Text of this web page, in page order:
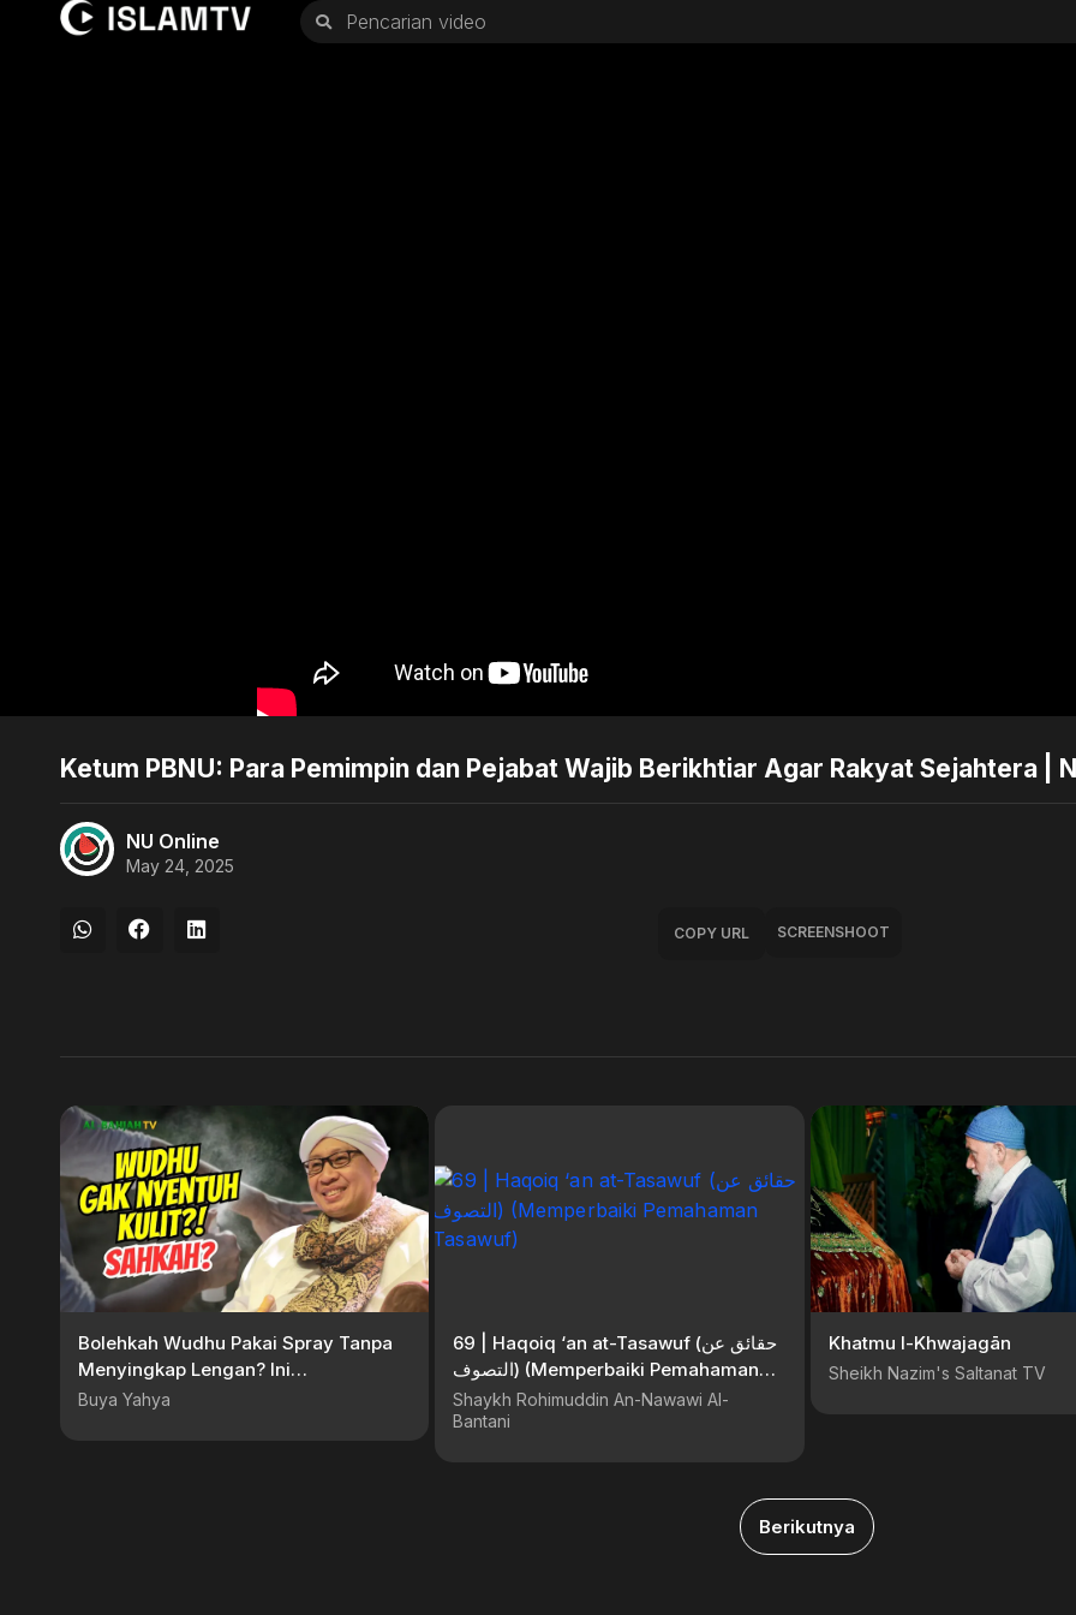
Ketum PBNU: Para Pemimpin dan Pejabat Wajib Berikhtiar Agar Rakyat Sejahtera |
NU Online
May 24, 2025
COPY URL SCREENSHOOT
Bolehkah Wudhu Pakai Spray Tanpa
Menyingkap Lengan? Ini
Penjelasannya! | Buya Yahya
Buya Yahya
69 | Haqoiq ‘an at-Tasawuf (حقائق عن
التصوف) (Memperbaiki Pemahaman
Tasawuf)
Shaykh Rohimuddin An-Nawawi Al-
Bantani
Khatmu l-Khwajagān
Sheikh Nazim's Saltanat TV
Berikutnya